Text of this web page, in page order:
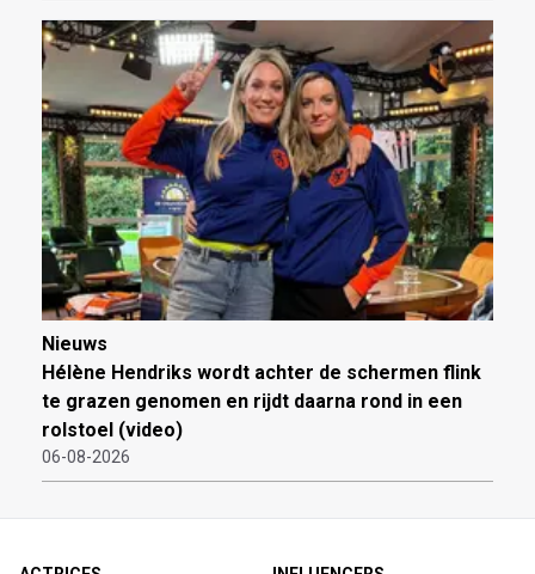
Nieuws
Hélène Hendriks wordt achter de schermen flink
te grazen genomen en rijdt daarna rond in een
rolstoel (video)
06-08-2026